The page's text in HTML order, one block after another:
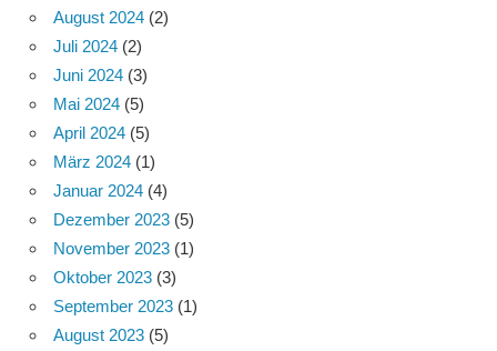
August 2024 (2)
Juli 2024 (2)
Juni 2024 (3)
Mai 2024 (5)
April 2024 (5)
März 2024 (1)
Januar 2024 (4)
Dezember 2023 (5)
November 2023 (1)
Oktober 2023 (3)
September 2023 (1)
August 2023 (5)